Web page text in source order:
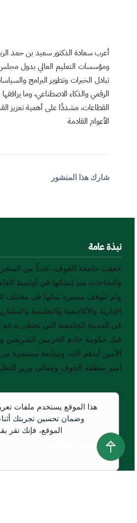
أعرب سعادة الدكتور سعيد بن حمد
ومؤسسات التعليم العالي بدول مجلس
تبادل الخبرات وتطوير البرامج
الرقمي والذكاء الاصطناعي، وما
القطاعات، مشددًا على أهمية تعزيز
الأعوام القادمة
شارك هذا المنشور
نبذة عامة
حققت جامعة الجوف، عدداً من
ولم تتوقف مسيرة نمائها في مختلف
الإدارية والأكاديمية والتعليمية
في المدينة الجامعية التي تحظى بدعم
قبل حكومة خادم الحرمين الشريفين
الأمين أيدهم الله، ومتابعة مستمرة
أمير منطقة الجوف ومعالي وزير
سياسة الاستخدام جميع الحقوق محفوظة © 2026 جميع
هذا الموقع يستخدم ملفات
وضمان تحسين تجربتك
الموقع، فإنك تقر
سياسة الاستخدام